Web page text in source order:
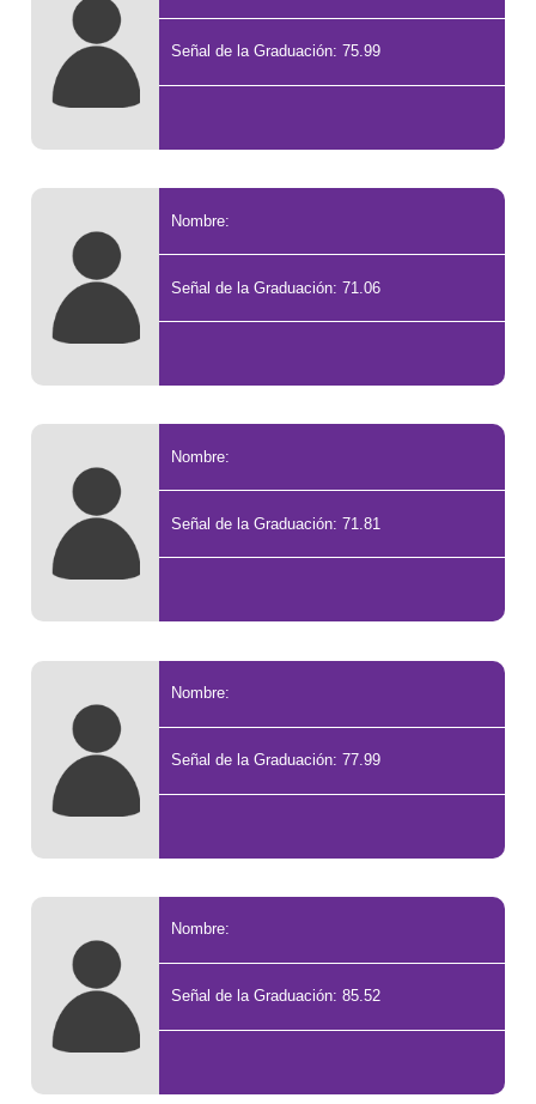
Señal de la Graduación: 75.99
Nombre:
Señal de la Graduación: 71.06
Nombre:
Señal de la Graduación: 71.81
Nombre:
Señal de la Graduación: 77.99
Nombre:
Señal de la Graduación: 85.52